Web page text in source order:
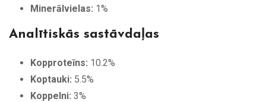
Minerālvielas: 1%
Analītiskās sastāvdaļas
Kopproteīns: 10.2%
Koptauki: 5.5%
Koppelni: 3%